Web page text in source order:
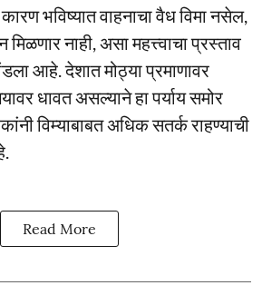
भविष्यात वाहनाचा वैध विमा नसेल,
नाही, असा महत्त्वाचा प्रस्ताव
आहे. देशात मोठ्या प्रमाणावर
धावत असल्याने हा पर्याय समोर
विम्याबाबत अधिक सतर्क राहण्याची
Read More